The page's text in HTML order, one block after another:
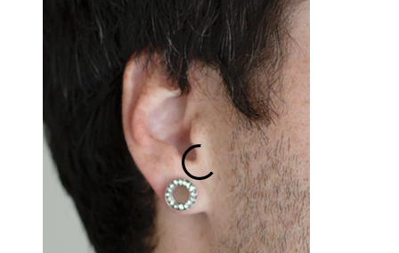
Banánek
Ušní lalůček
Titan